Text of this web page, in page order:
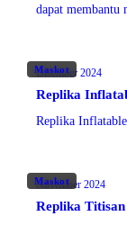
dapat membantu
Maskot
Disember 2024
Replika
Replika
Maskot
November 2024
Replika